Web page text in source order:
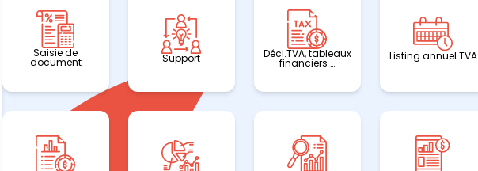
Saisie de
document Support Décl.TVA, tableaux
financiers …
Listing annuel TVA